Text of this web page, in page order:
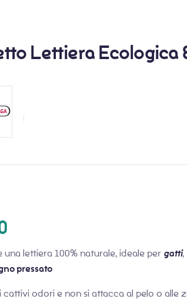
Lettiera Ecologica
una lettiera 100% naturale, ideale per gatti,
pressato
cattivi odori e non si attacca al pelo o alle